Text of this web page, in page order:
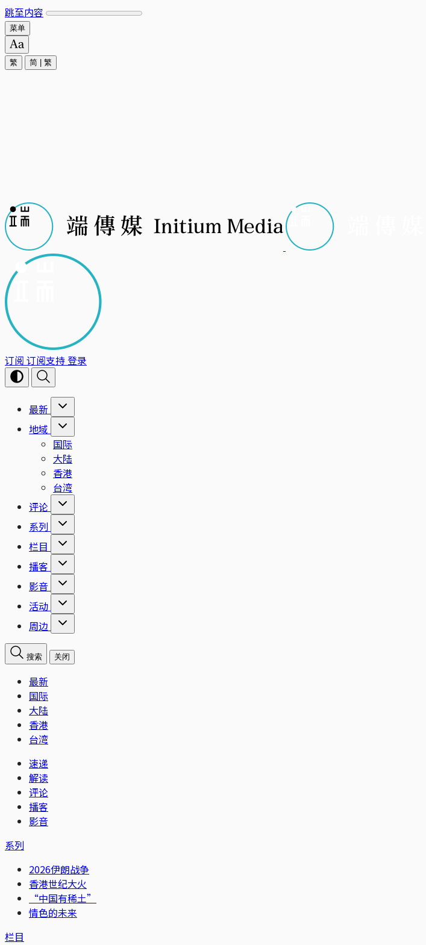
跳至内容
菜单
繁 简 繁
订阅 订阅支持登录
最新
地域
国际
大陆
香港
台湾
评论
系列
栏目
播客
影音
活动
周边
搜索 关闭
最新
国际
大陆
香港
台湾
速递
解读
评论
播客
影音
系列
2026伊朗战争
香港世纪大火
“中国有稀土”
情色的未来
栏目